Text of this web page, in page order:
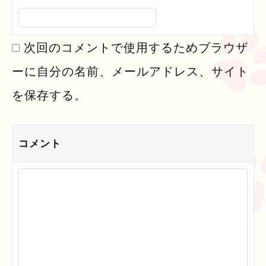
次回のコメントで使用するためブラウザ
ーに自分の名前、メールアドレス、サイト
を保存する。
コメント